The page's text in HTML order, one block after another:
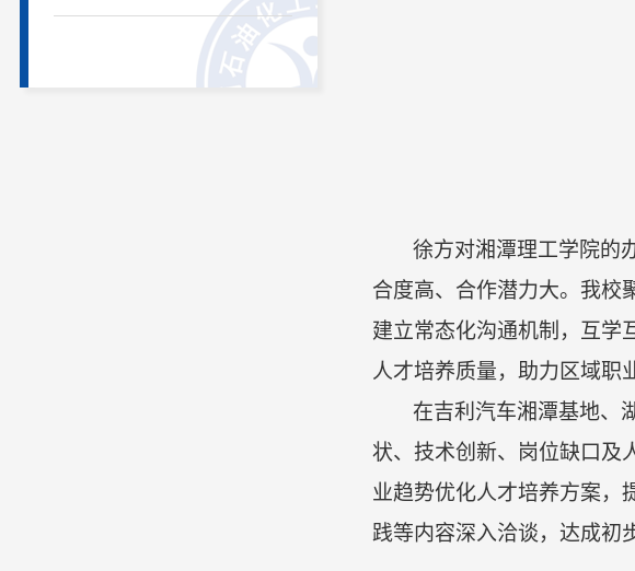
徐方对湘潭理工学院的
合度高、合作潜力大。我校
建立常态化沟通机制，互学
人才培养质量，助力区域职
在吉利汽车湘潭基地、
状、技术创新、岗位缺口及
业趋势优化人才培养方案，
践等内容深入洽谈，达成初